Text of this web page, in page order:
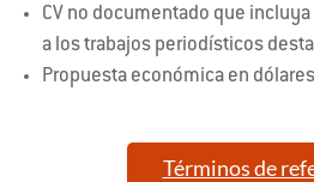
CV no documentado que
a los trabajos periodísticos
Propuesta económica en
Términos de